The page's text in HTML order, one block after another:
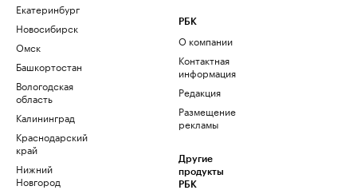
Екатеринбург
Новосибирск
Омск
Башкортостан
Вологодская
область
Калининград
Краснодарский
край
Нижний
Новгород
РБК
О компании
Контактная
информация
Редакция
Размещение
рекламы
Другие
продукты
РБК